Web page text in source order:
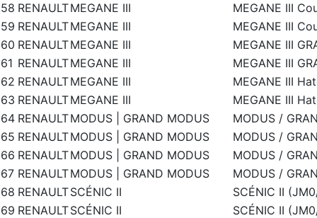
58 RENAULTMEGANE III
MEGANE III
59 RENAULTMEGANE III
MEGANE III
60 RENAULTMEGANE III
MEGANE III
61 RENAULTMEGANE III
MEGANE III
62 RENAULTMEGANE III
MEGANE III
63 RENAULTMEGANE III
MEGANE III
64 RENAULTMODUS | GRAND MODUS
MODUS /
65 RENAULTMODUS | GRAND MODUS
MODUS /
66 RENAULTMODUS | GRAND MODUS
MODUS /
67 RENAULTMODUS | GRAND MODUS
MODUS /
68 RENAULTSCÉNIC II
SCÉNIC II
69 RENAULTSCÉNIC II
SCÉNIC II